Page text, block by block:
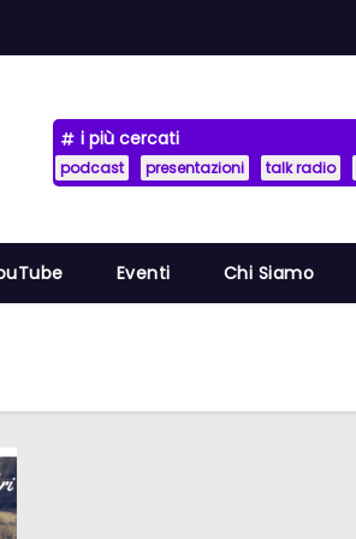
i più cercati
podcast presentazioni talk radio
Eventi Chi Siamo